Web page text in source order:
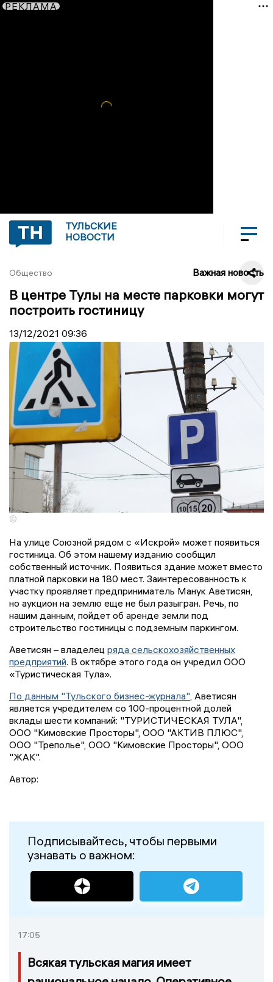
РЕКЛАМА
ТУЛЬСКИЕ
НОВОСТИ
Общество Важная новость
В центре Тулы на месте парковки могут
построить гостиницу
13/12/2021 09:36
©
На улице Союзной рядом с «Искрой» может появиться
гостиница. Об этом нашему изданию сообщил
собственный источник. Появиться здание может вместо
платной парковки на 180 мест. Заинтересованность к
участку проявляет предприниматель Манук Аветисян,
но аукцион на землю еще не был разыгран. Речь, по
нашим данным, пойдет об аренде земли под
строительство гостиницы с подземным паркингом.
Аветисян – владелец ряда сельскохозяйственных
предприятий. В октябре этого года он учредил ООО
«Туристическая Тула».
По данным "Тульского бизнес-журнала", Аветисян
является учредителем со 100-процентной долей
вклады шести компаний: "ТУРИСТИЧЕСКАЯ ТУЛА",
ООО "Кимовские Просторы", ООО "АКТИВ ПЛЮС",
ООО "Треполье", ООО "Кимовские Просторы", ООО
"ЖАК".
Автор:
Подписывайтесь, чтобы первыми
узнавать о важном:
17:05
Всякая тульская магия имеет